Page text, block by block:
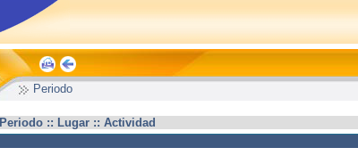
Periodo
Periodo :: Lugar :: Actividad